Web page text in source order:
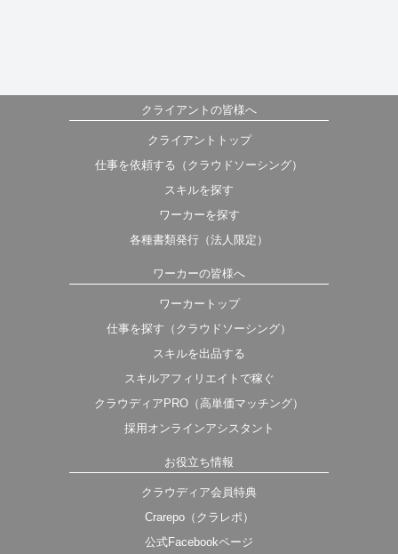
クライアントの皆様へ
クライアントトップ
仕事を依頼する（クラウドソーシング）
スキルを探す
ワーカーを探す
各種書類発行（法人限定）
ワーカーの皆様へ
ワーカートップ
仕事を探す（クラウドソーシング）
スキルを出品する
スキルアフィリエイトで稼ぐ
クラウディアPRO（高単価マッチング）
採用オンラインアシスタント
お役立ち情報
クラウディア会員特典
Crarepo（クラレポ）
公式Facebookページ